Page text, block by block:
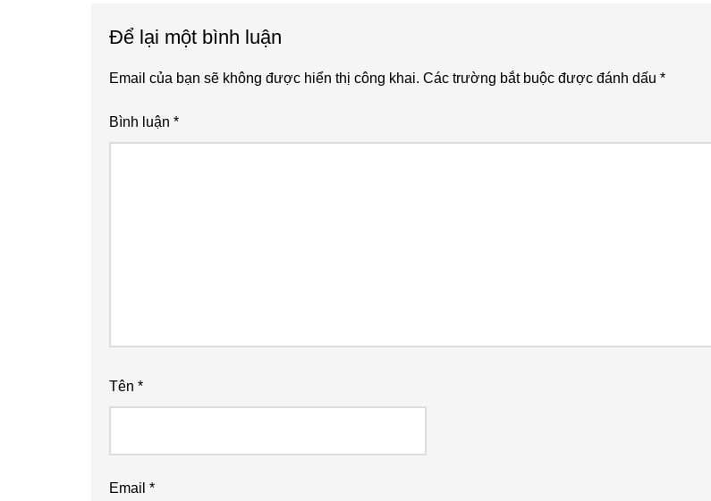
Để lại một bình luận
Email của bạn sẽ không được hiển thị công khai. Các trường bắt buộc được đánh dấu *
Bình luận *
Tên *
Email *